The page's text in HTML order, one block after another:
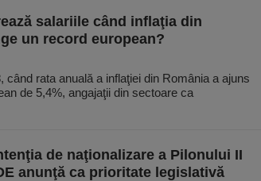
salariile când inflaţia din
un record european?
când rata anuală a inflaţiei din România a ajuns
de 5,4%, angajaţii din sectoare ca
de naţionalizare a Pilonului II
anunţă ca prioritate legislativă